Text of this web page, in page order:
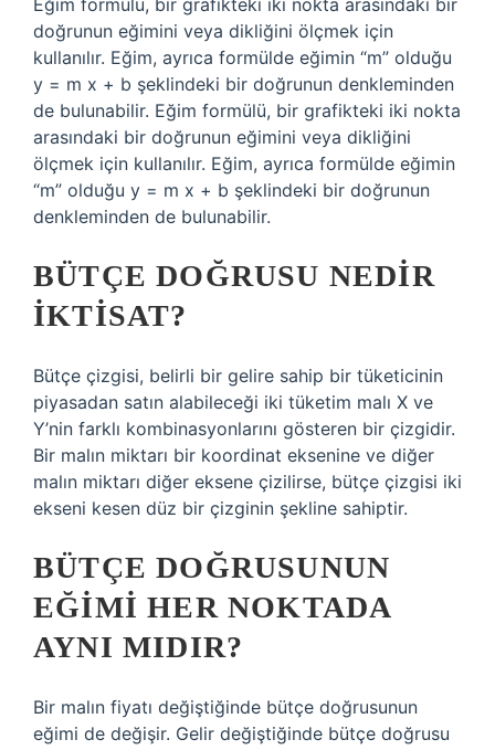
Eğim formülü, bir grafikteki iki nokta arasındaki bir
doğrunun eğimini veya dikliğini ölçmek için
kullanılır. Eğim, ayrıca formülde eğimin “m” olduğu
y = m x + b şeklindeki bir doğrunun denkleminden
de bulunabilir. Eğim formülü, bir grafikteki iki nokta
arasındaki bir doğrunun eğimini veya dikliğini
ölçmek için kullanılır. Eğim, ayrıca formülde eğimin
“m” olduğu y = m x + b şeklindeki bir doğrunun
denkleminden de bulunabilir.
BÜTÇE DOĞRUSU NEDIR
IKTISAT?
Bütçe çizgisi, belirli bir gelire sahip bir tüketicinin
piyasadan satın alabileceği iki tüketim malı X ve
Y’nin farklı kombinasyonlarını gösteren bir çizgidir.
Bir malın miktarı bir koordinat eksenine ve diğer
malın miktarı diğer eksene çizilirse, bütçe çizgisi iki
ekseni kesen düz bir çizginin şekline sahiptir.
BÜTÇE DOĞRUSUNUN
EĞIMI HER NOKTADA
AYNI MIDIR?
Bir malın fiyatı değiştiğinde bütçe doğrusunun
eğimi de değişir. Gelir değiştiğinde bütçe doğrusu